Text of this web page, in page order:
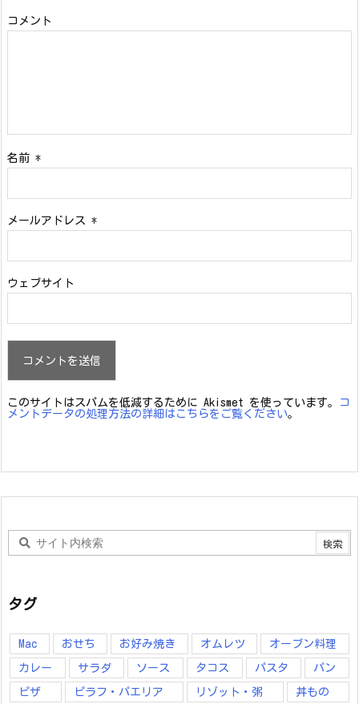
コメント
名前 *
メールアドレス *
ウェブサイト
このサイトはスパムを低減するために Akismet を使っています。
コ
メントデータの処理方法の詳細はこちらをご覧ください。
タグ
Mac おせち お好み焼き オムレツ オーブン料理
カレー サラダ ソース タコス パスタ パン
ピザ ピラフ・パエリア リゾット・粥 丼もの